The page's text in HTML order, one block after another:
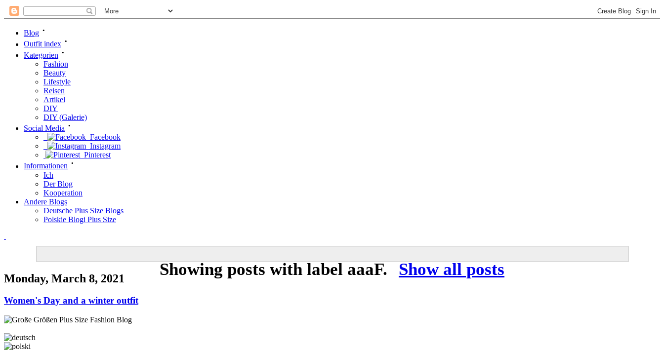
Blog •
Outfit index •
Kategorien •
Fashion
Beauty
Lifestyle
Reisen
Artikel
DIY
DIY (Galerie)
Social Media •
Facebook
Instagram
Pinterest
Informationen •
Ich
Der Blog
Kooperation
Andere Blogs
Deutsche Plus Size Blogs
Polskie Blogi Plus Size
Showing posts with label aaaF. Show all posts
Monday, March 8, 2021
Women's Day and a winter outfit